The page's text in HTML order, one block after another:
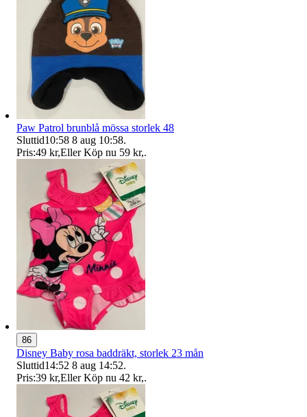
Paw Patrol brunblå mössa storlek 48
Sluttid10:58 8 aug 10:58.
Pris:49 kr,Eller Köp nu 59 kr,.
86
Disney Baby rosa baddräkt, storlek 23 mån
Sluttid14:52 8 aug 14:52.
Pris:39 kr,Eller Köp nu 42 kr,.